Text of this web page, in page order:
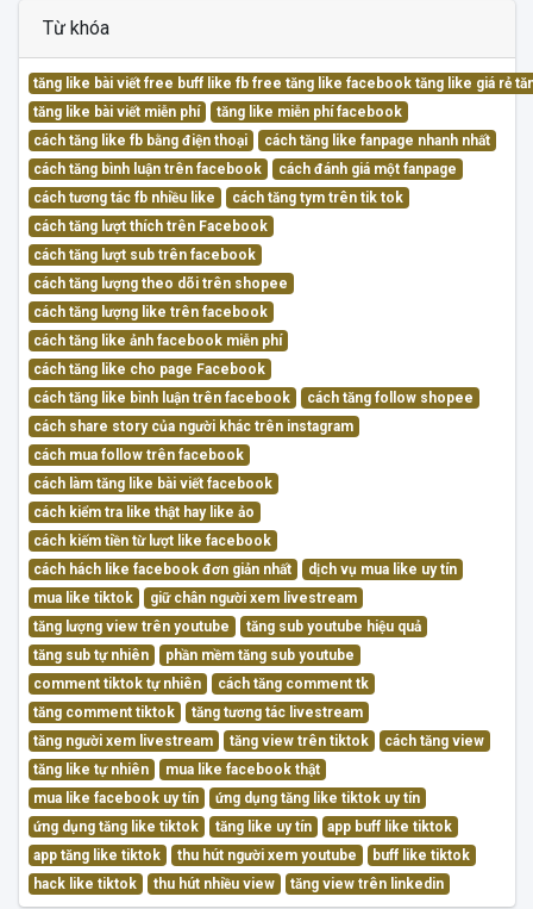
Từ khóa
tăng like bài viết free buff like fb free tăng like facebook tăng like giá rẻ
tăng like bài viết miễn phí
tăng like miễn phí facebook
cách tăng like fb bằng điện thoại
cách tăng like fanpage nhanh nhất
cách tăng bình luận trên facebook
cách đánh giá một fanpage
cách tương tác fb nhiều like
cách tăng tym trên tik tok
cách tăng lượt thích trên Facebook
cách tăng lượt sub trên facebook
cách tăng lượng theo dõi trên shopee
cách tăng lượng like trên facebook
cách tăng like ảnh facebook miễn phí
cách tăng like cho page Facebook
cách tăng like bình luận trên facebook
cách tăng follow shopee
cách share story của người khác trên instagram
cách mua follow trên facebook
cách làm tăng like bài viết facebook
cách kiểm tra like thật hay like ảo
cách kiếm tiền từ lượt like facebook
cách hách like facebook đơn giản nhất
dịch vụ mua like uy tín
mua like tiktok
giữ chân người xem livestream
tăng lượng view trên youtube
tăng sub youtube hiệu quả
tăng sub tự nhiên
phần mềm tăng sub youtube
comment tiktok tự nhiên
cách tăng comment tk
tăng comment tiktok
tăng tương tác livestream
tăng người xem livestream
tăng view trên tiktok
cách tăng view
tăng like tự nhiên
mua like facebook thật
mua like facebook uy tín
ứng dụng tăng like tiktok uy tín
ứng dụng tăng like tiktok
tăng like uy tín
app buff like tiktok
app tăng like tiktok
thu hút người xem youtube
buff like tiktok
hack like tiktok
thu hút nhiều view tăng view trên linkedin